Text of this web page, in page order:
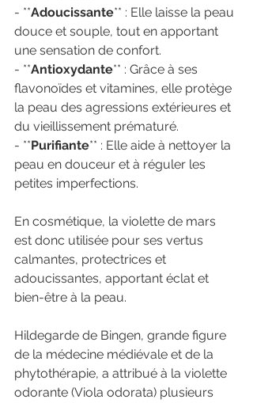
- **Adoucissante** : Elle laisse la peau
douce et souple, tout en apportant
une sensation de confort.
- **Antioxydante** : Grâce à ses
flavonoïdes et vitamines, elle protège
la peau des agressions extérieures et
du vieillissement prématuré.
- **Purifiante** : Elle aide à nettoyer la
peau en douceur et à réguler les
petites imperfections.
En cosmétique, la violette de mars
est donc utilisée pour ses vertus
calmantes, protectrices et
adoucissantes, apportant éclat et
bien-être à la peau.
Hildegarde de Bingen, grande figure
de la médecine médiévale et de la
phytothérapie, a attribué à la violette
odorante (Viola odorata) plusieurs